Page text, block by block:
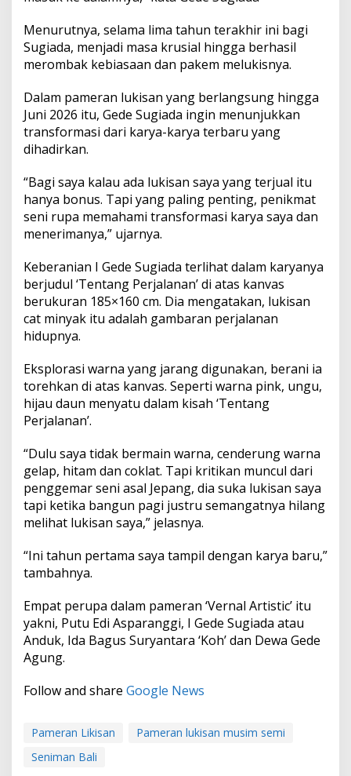
Menurutnya, selama lima tahun terakhir ini bagi
Sugiada, menjadi masa krusial hingga berhasil
merombak kebiasaan dan pakem melukisnya.
Dalam pameran lukisan yang berlangsung hingga
Juni 2026 itu, Gede Sugiada ingin menunjukkan
transformasi dari karya-karya terbaru yang
dihadirkan.
“Bagi saya kalau ada lukisan saya yang terjual itu
hanya bonus. Tapi yang paling penting, penikmat
seni rupa memahami transformasi karya saya dan
menerimanya,” ujarnya.
Keberanian I Gede Sugiada terlihat dalam karyanya
berjudul ‘Tentang Perjalanan’ di atas kanvas
berukuran 185×160 cm. Dia mengatakan, lukisan
cat minyak itu adalah gambaran perjalanan
hidupnya.
Eksplorasi warna yang jarang digunakan, berani ia
torehkan di atas kanvas. Seperti warna pink, ungu,
hijau daun menyatu dalam kisah ‘Tentang
Perjalanan’.
“Dulu saya tidak bermain warna, cenderung warna
gelap, hitam dan coklat. Tapi kritikan muncul dari
penggemar seni asal Jepang, dia suka lukisan saya
tapi ketika bangun pagi justru semangatnya hilang
melihat lukisan saya,” jelasnya.
“Ini tahun pertama saya tampil dengan karya baru,”
tambahnya.
Empat perupa dalam pameran ‘Vernal Artistic’ itu
yakni, Putu Edi Asparanggi, I Gede Sugiada atau
Anduk, Ida Bagus Suryantara ‘Koh’ dan Dewa Gede
Agung.
Follow and share Google News
Pameran Likisan
Pameran lukisan musim semi
Seniman Bali